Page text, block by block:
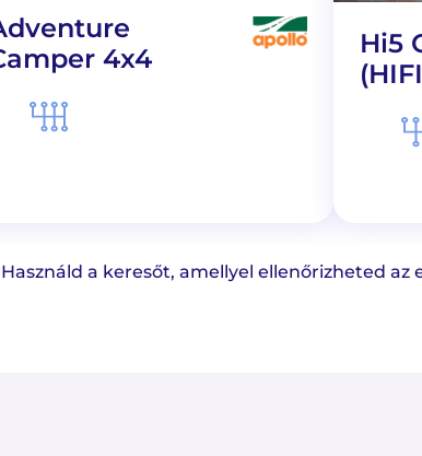
4x4
Hi5
a keresőt, amellyel ellenőrizheted